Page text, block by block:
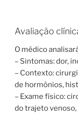
Avaliação
O médico
– Sintomas: dor,
– Contexto:
de hormônios,
– Exame físico:
do trajeto